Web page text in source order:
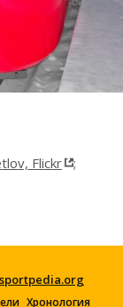
Flickr ;
Хронология